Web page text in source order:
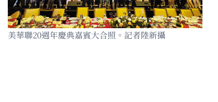
美華聯20週年慶典嘉賓大合照。記者陸新攝